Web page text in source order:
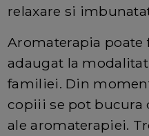
relaxare si
Aromaterapia poate
adaugat la
familiei. Din
copiii se pot bucura
ale aromaterapiei.